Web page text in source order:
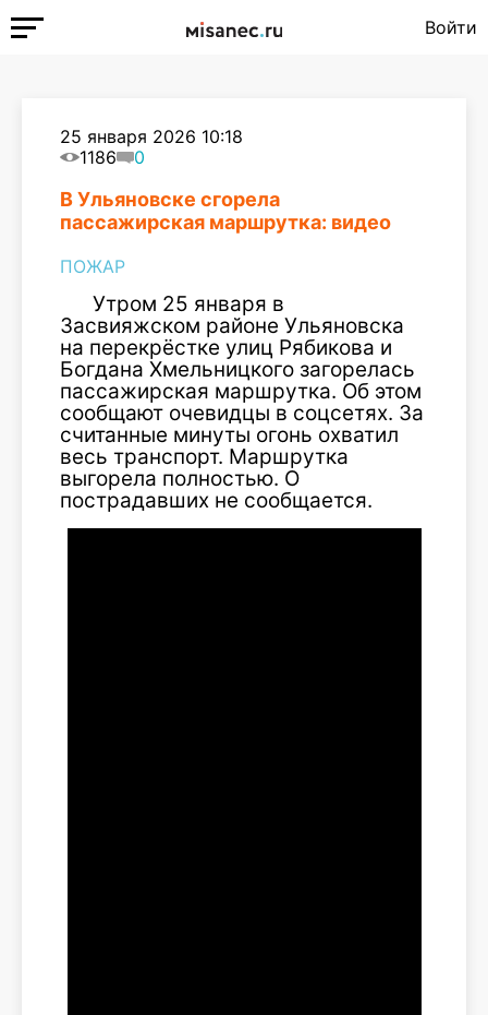
Войти
25 января 2026 10:18
1186
0
В Ульяновске сгорела
пассажирская маршрутка: видео
ПОЖАР
Утром 25 января в
Засвияжском районе Ульяновска
на перекрёстке улиц Рябикова и
Богдана Хмельницкого загорелась
пассажирская маршрутка. Об этом
сообщают очевидцы в соцсетях. За
считанные минуты огонь охватил
весь транспорт. Маршрутка
выгорела полностью. О
пострадавших не сообщается.